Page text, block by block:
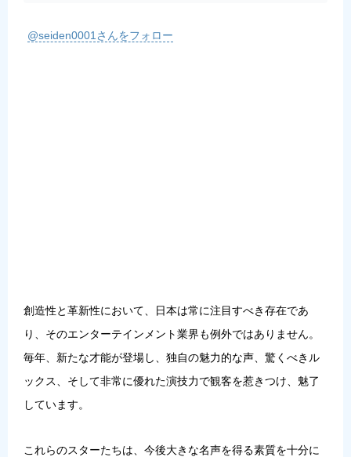
@seiden0001さんをフォロー
創造性と革新性において、日本は常に注目すべき存在であ
り、そのエンターテインメント業界も例外ではありません。
毎年、新たな才能が登場し、独自の魅力的な声、驚くべきル
ックス、そして非常に優れた演技力で観客を惹きつけ、魅了
しています。
これらのスターたちは、今後大きな名声を得る素質を十分に